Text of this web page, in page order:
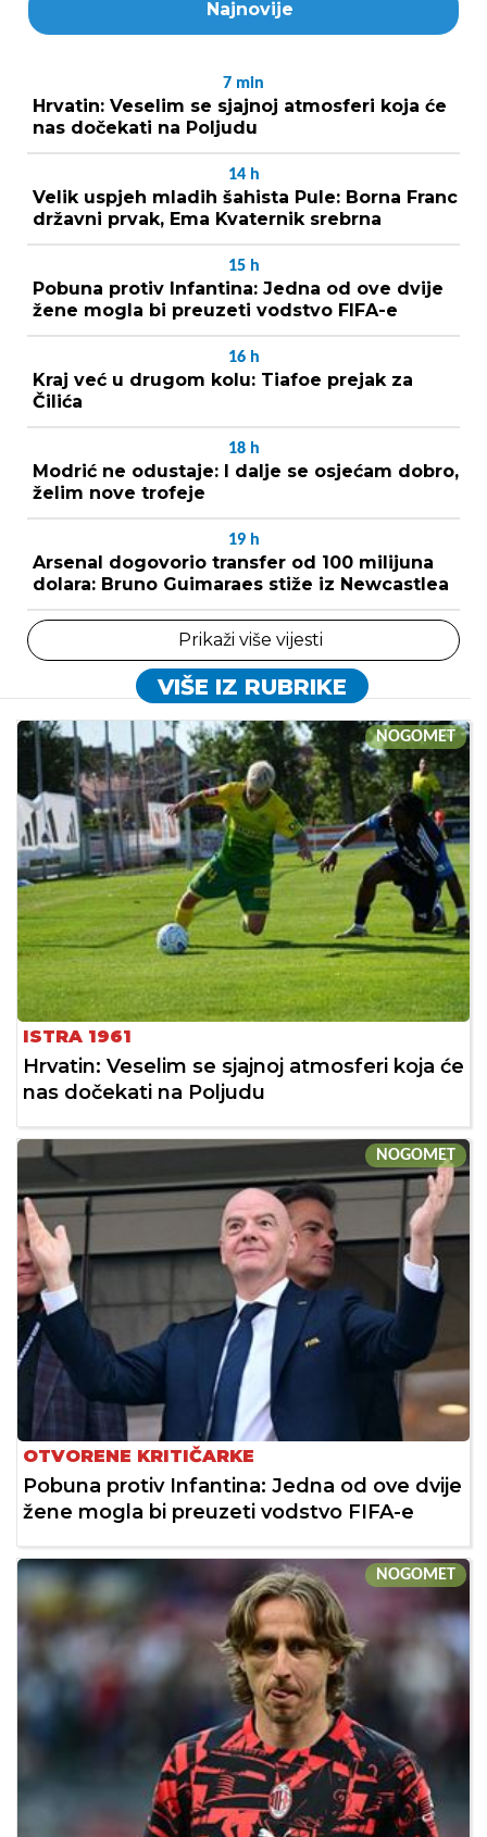
Najnovije
7 min
Hrvatin: Veselim se sjajnoj atmosferi koja će
nas dočekati na Poljudu
14 h
Velik uspjeh mladih šahista Pule: Borna Franc
državni prvak, Ema Kvaternik srebrna
15 h
Pobuna protiv Infantina: Jedna od ove dvije
žene mogla bi preuzeti vodstvo FIFA-e
16 h
Kraj već u drugom kolu: Tiafoe prejak za
Čilića
18 h
Modrić ne odustaje: I dalje se osjećam dobro,
želim nove trofeje
19 h
Arsenal dogovorio transfer od 100 milijuna
dolara: Bruno Guimaraes stiže iz Newcastlea
Prikaži više vijesti
VIŠE IZ RUBRIKE
NOGOMET
ISTRA 1961
Hrvatin: Veselim se sjajnoj atmosferi koja će
nas dočekati na Poljudu
NOGOMET
OTVORENE KRITIČARKE
Pobuna protiv Infantina: Jedna od ove dvije
žene mogla bi preuzeti vodstvo FIFA-e
NOGOMET